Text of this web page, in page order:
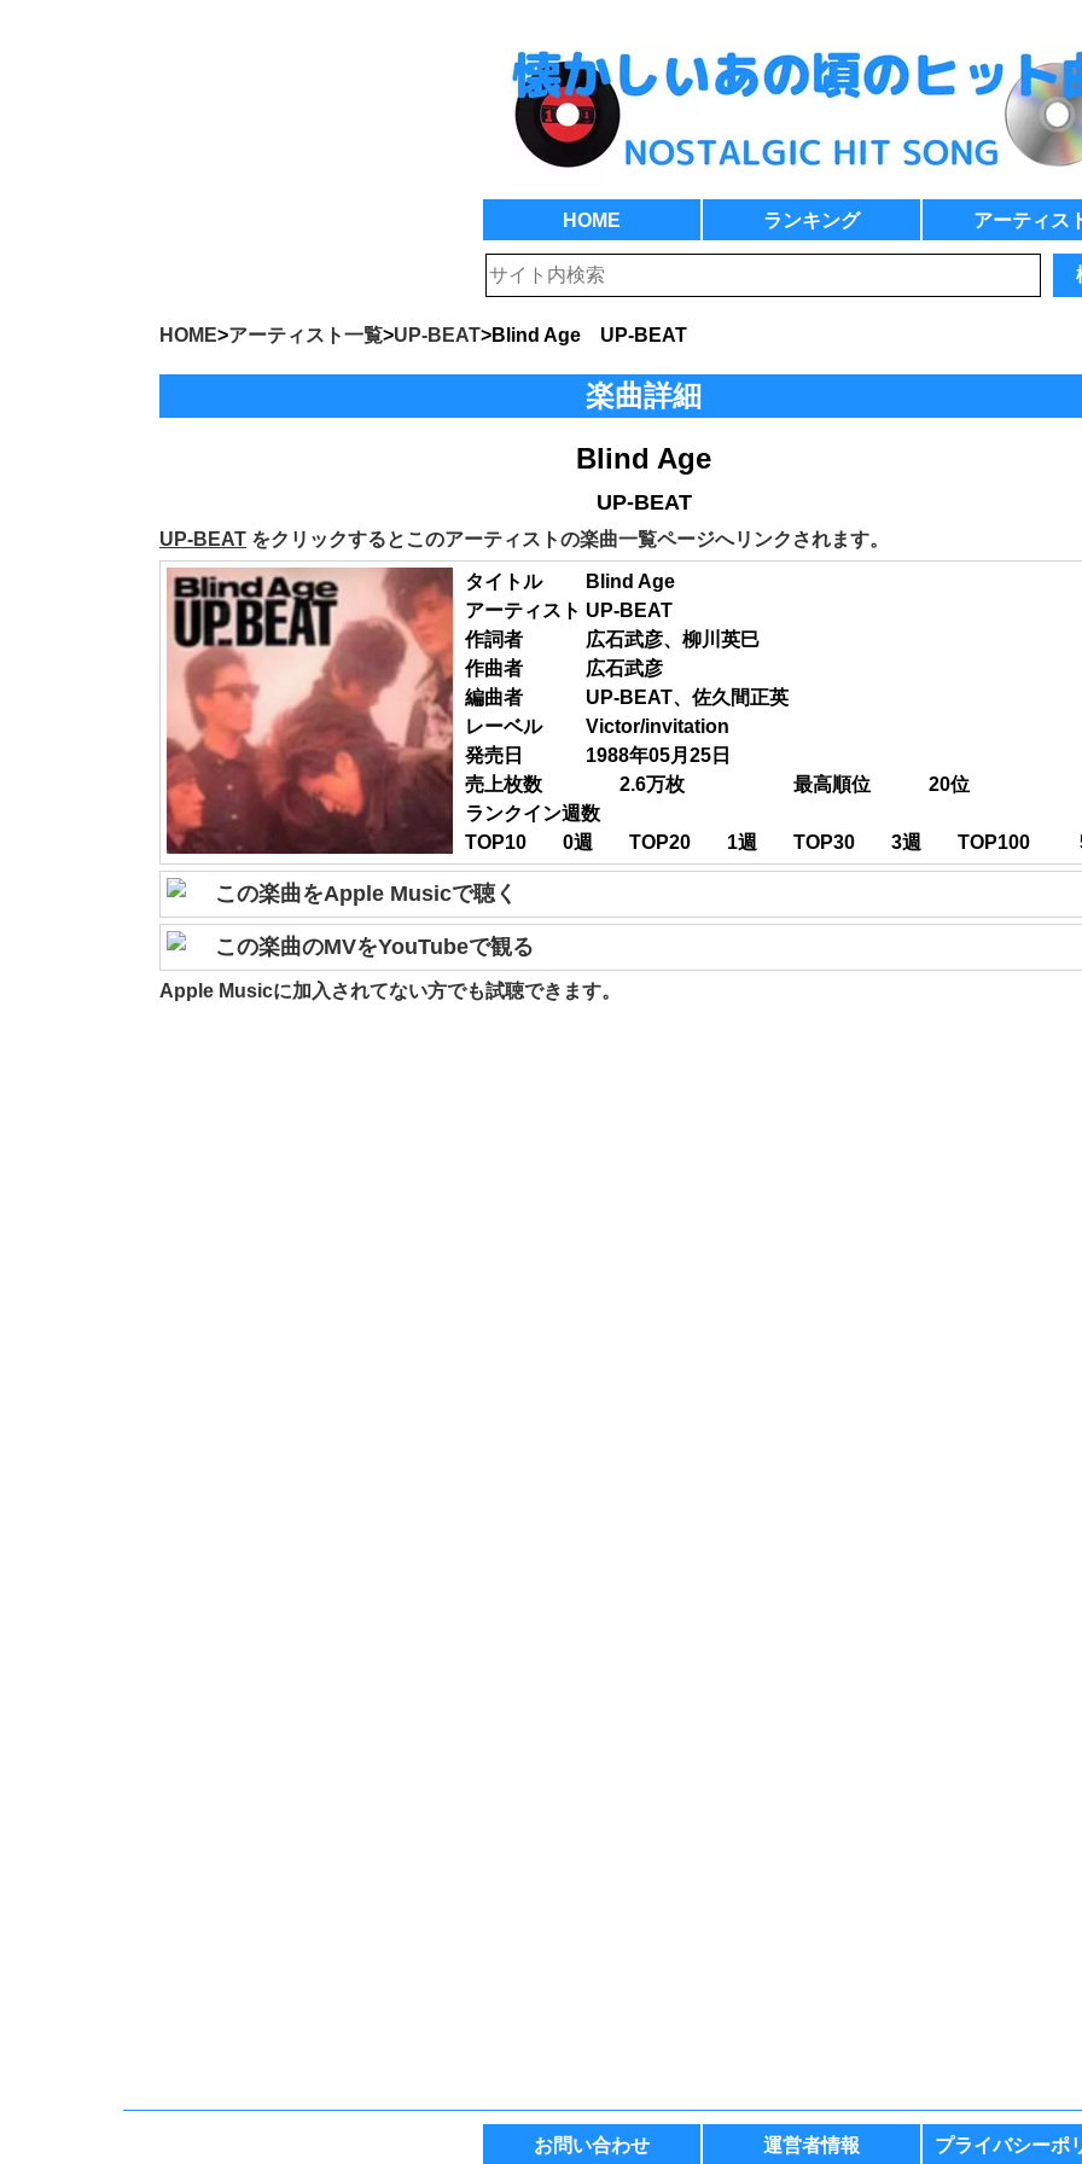
HOME ランキング アーティス
HOME>アーティスト一覧>UP-BEAT>Blind Age UP-BEAT
楽曲詳細
Blind Age
UP-BEAT
UP-BEAT をクリックするとこのアーティストの楽曲一覧ページへリンクされます。
タイトル
Blind Age
アーティスト UP-BEAT
作詞者
広石武彦、柳川英巳
作曲者
広石武彦
編曲者
UP-BEAT、佐久間正英
レーベル
Victor/invitation
発売日
1988年05月25日
売上枚数
2.6万枚 最高順位 20位
ランクイン週数
TOP10
0週 TOP20 1週 TOP30 3週 TOP100
この楽曲をApple Musicで聴く
この楽曲のMVをYouTubeで観る
Apple Musicに加入されてない方でも試聴できます。
お問い合わせ 運営者情報 プライバシーポ